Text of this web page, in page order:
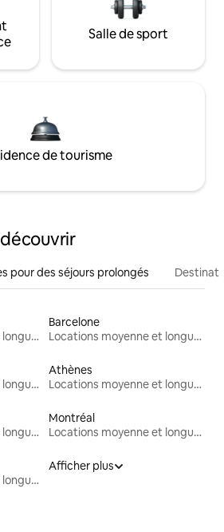
Salle de sport
de tourisme
pour des séjours prolongés
Locations moyenne et longue durée
Barcelone
Locations moyenne et longue durée
Locations moyenne et longue durée
Athènes
Locations moyenne et longue durée
Locations moyenne et longue durée
Montréal
Locations moyenne et longue durée
Locations moyenne et longue durée
Afficher plus